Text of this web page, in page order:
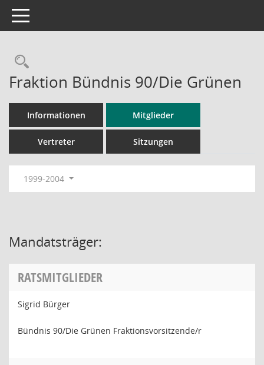
Toggle navigation
Rechercheauswahl
Fraktion Bündnis 90/Die Grünen
Informationen Mitglieder
Vertreter Sitzungen
1999-2004
Mandatsträger:
RATSMITGLIEDER
Sigrid Bürger
Bündnis 90/Die Grünen Fraktionsvorsitzende/r